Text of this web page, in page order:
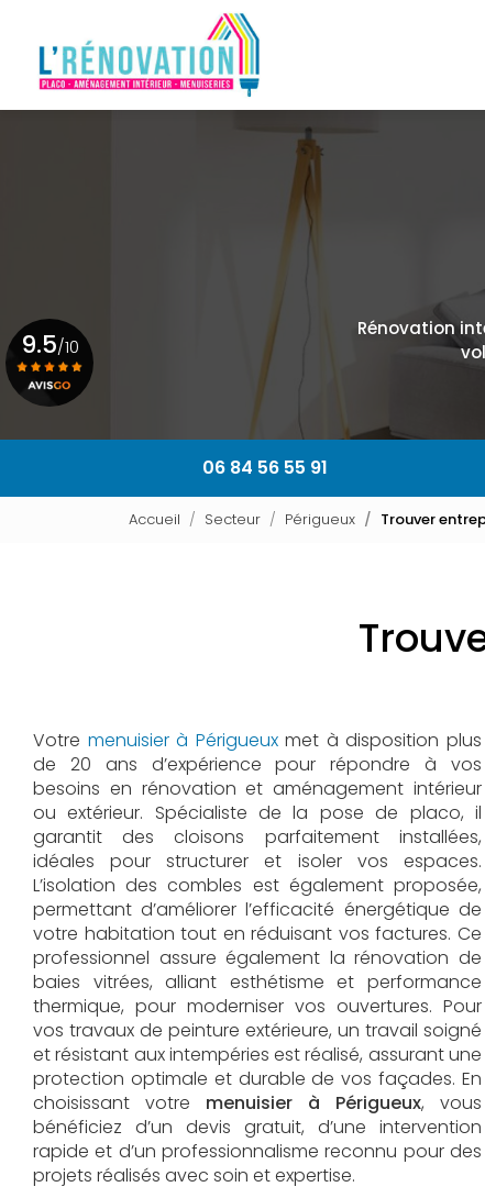
contenu
principal
Rénovation
06 84 56 55 91
9.5/10
Accueil Secteur Périgueux Trouver
Votre menuisier à Périgueuxmet à disposition plus
de 20 ans d’expérience pour répondre à vos
besoins en rénovation et aménagement intérieur
ou extérieur. Spécialiste de la pose de placo, il
garantit des cloisons parfaitement installées,
idéales pour structurer et isoler vos espaces.
L’isolation des combles est également proposée,
permettant d’améliorer l’efficacité énergétique de
votre habitation tout en réduisant vos factures. Ce
professionnel assure également la rénovation de
baies vitrées, alliant esthétisme et performance
thermique, pour moderniser vos ouvertures. Pour
vos travaux de peinture extérieure, un travail soigné
et résistant aux intempéries est réalisé, assurant une
protection optimale et durable de vos façades. En
choisissant votre menuisier à Périgueux, vous
bénéficiez d’un devis gratuit, d’une intervention
rapide et d’un professionnalisme reconnu pour des
projets réalisés avec soin et expertise.